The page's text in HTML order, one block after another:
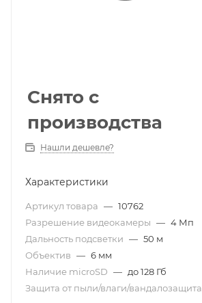
Снято с
производства
Нашли дешевле?
Характеристики
Артикул товара — 10762
Разрешение видеокамеры — 4 Мп
Дальность подсветки — 50 м
Объектив — 6 мм
Наличие microSD — до 128 Гб
Защита от пыли/влаги/вандалозащита